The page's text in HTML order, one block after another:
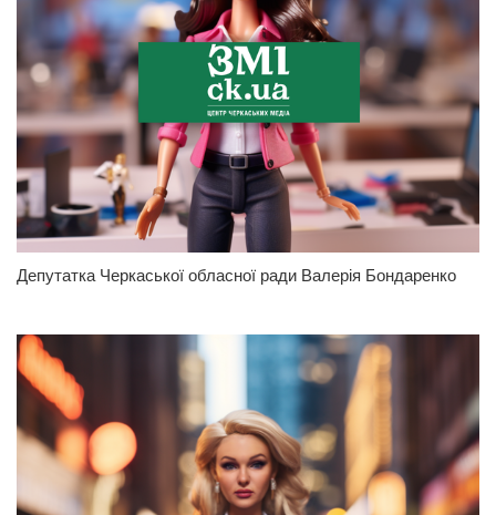
Депутатка Черкаської обласної ради Валерія Бондаренко